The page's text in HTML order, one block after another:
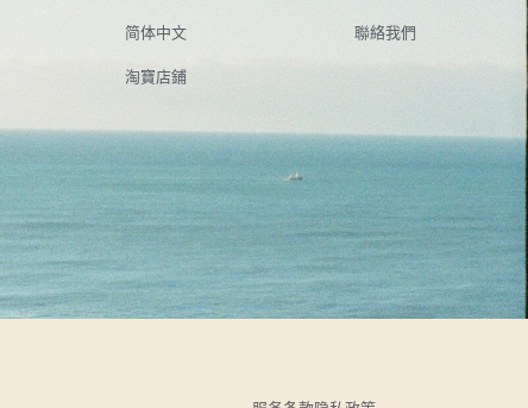
简体中文
淘寶店鋪
聯絡我們